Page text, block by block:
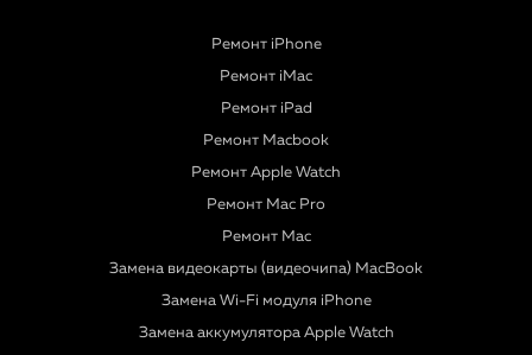
Ремонт iPhone
Ремонт iMac
Ремонт iPad
Ремонт Macbook
Ремонт Apple Watch
Ремонт Mac Pro
Ремонт Mac
Замена видеокарты (видеочипа) MacBook
Замена Wi-Fi модуля iPhone
Замена аккумулятора Apple Watch